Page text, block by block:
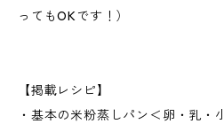
ってもOKです！）
【掲載レシピ】
・基本の米粉蒸しパン＜卵・乳・